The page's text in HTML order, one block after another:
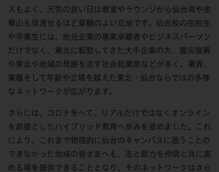
スもよく、天気の良い日は教室やラウンジから仙台湾や金
華山も見渡せるほど景観のよい立地です。仙台校の在校生
や卒業生には、地元企業の事業承継者やビジネスパーソン
だけでなく、東北に転勤してきた大手企業の方、震災復興
や東北や地域の発展を志す社会起業家などが多く、業界、
業種そして年齢や立場を越えた東北・仙台ならではの多様
なネットワークが広がります。
さらには、コロナをへて、リアルだけではなくオンライン
を前提としたハイブリッド教育へ歩みを進めました。これ
により、これまで物理的に仙台のキャンパスに通うことの
できなかった地域の皆さまへも、志と能力を仲間と共に高
める場を提供できることとなり、そのネットワークはさら